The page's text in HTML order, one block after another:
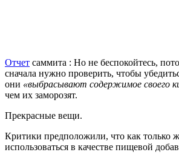
Отчет саммита : Но не беспокойтесь,
сначала нужно проверить, чтобы
они «выбрасывают содержимое своего
чем их заморозят.
Прекрасные вещи.
Критики предположили, что как только
использоваться в качестве пищевой